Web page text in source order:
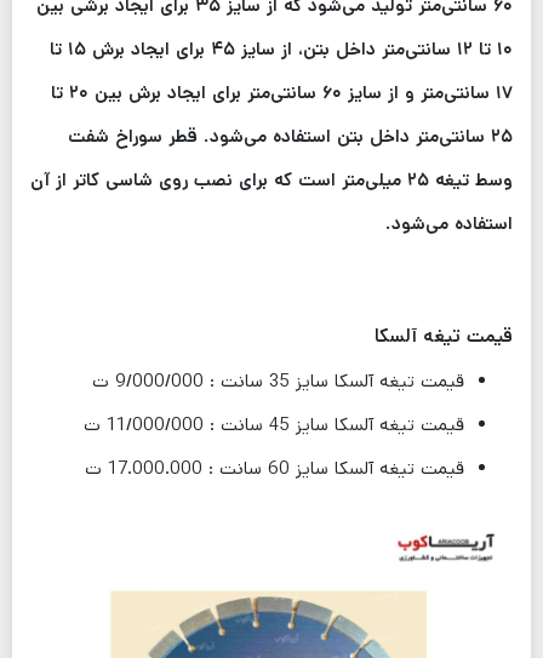
۶۰ سانتی‌متر تولید می‌شود که از سایز ۳۵ برای ایجاد برشی بین
۱۰ تا ۱۲ سانتی‌متر داخل بتن، از سایز ۴۵ برای ایجاد برش ۱۵ تا
۱۷ سانتی‌متر و از سایز ۶۰ سانتی‌متر برای ایجاد برش بین ۲۰ تا
۲۵ سانتی‌متر داخل بتن استفاده می‌شود. قطر سوراخ شفت
وسط تیغه ۲۵ میلی‌متر است که برای نصب روی شاسی کاتر از آن
استفاده می‌شود.
قیمت تیغه آلسکا
قیمت تیغه آلسکا سایز 35 سانت : 9/000/000 ت
قیمت تیغه آلسکا سایز 45 سانت : 11/000/000 ت
قیمت تیغه آلسکا سایز 60 سانت : 17.000.000 ت